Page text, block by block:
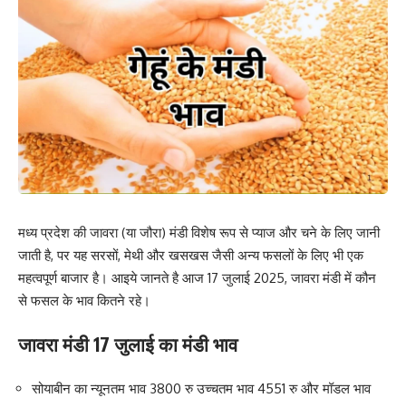
मध्य प्रदेश की जावरा (या जौरा) मंडी विशेष रूप से प्याज और चने के लिए जानी
जाती है, पर यह सरसों, मेथी और खसखस ​​जैसी अन्य फसलों के लिए भी एक
महत्वपूर्ण बाजार है। आइये जानते है आज 17 जुलाई 2025, जावरा मंडी में कौन
से फसल के भाव कितने रहे।
जावरा मंडी 17 जुलाई का मंडी भाव
सोयाबीन का न्यूनतम भाव 3800 रु उच्चतम भाव 4551 रु और मॉडल भाव